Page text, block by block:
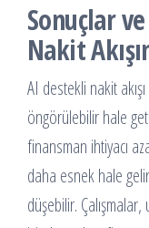
Sonuçlar
Nakit
AI destekli nakit
öngörülebilir hale
finansman ihtiyacı
daha esnek hale
düşebilir.